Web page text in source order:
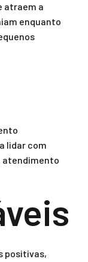
atraem a
enquanto
lidar com
atendimento
positivas,